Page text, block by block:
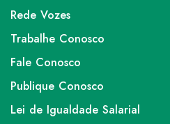
Rede Vozes
Trabalhe Conosco
Fale Conosco
Publique Conosco
Lei de Igualdade Salarial